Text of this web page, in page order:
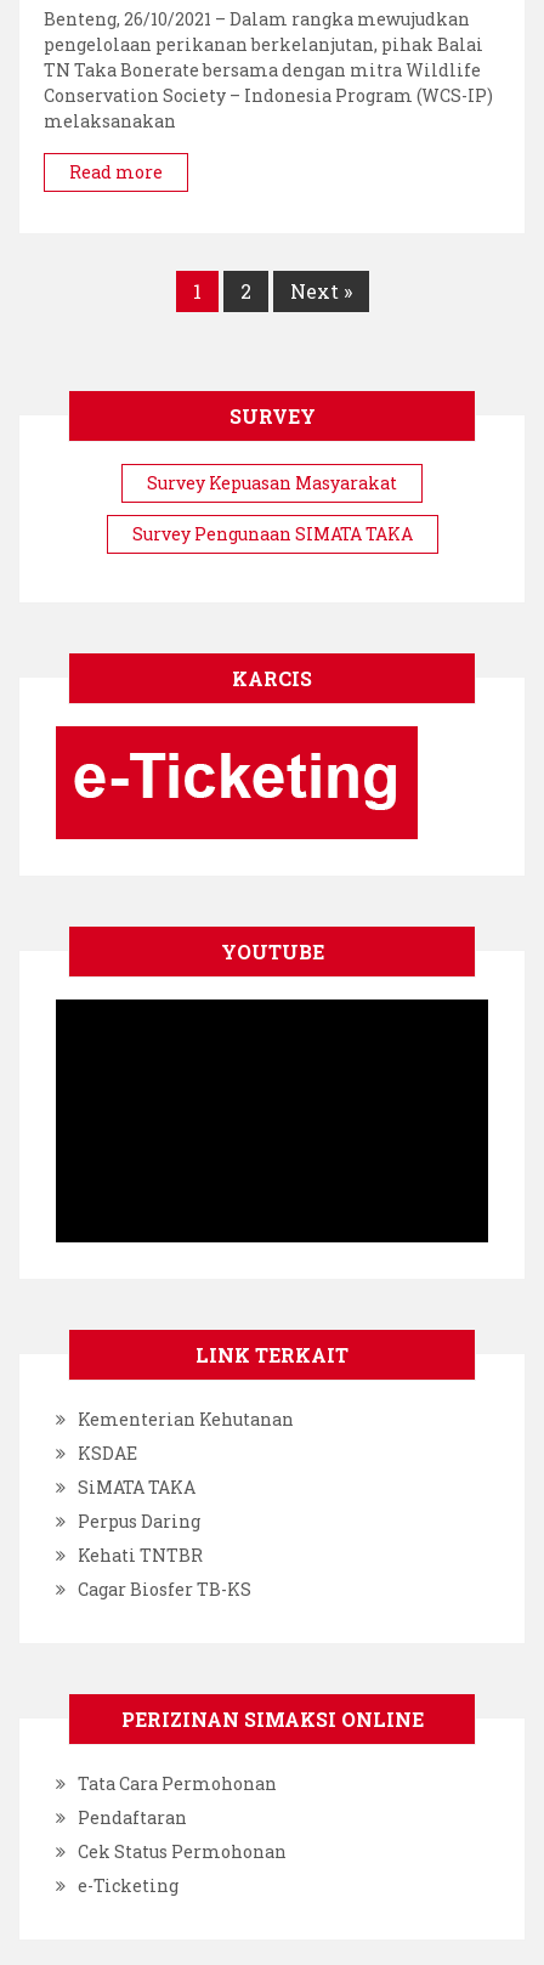
Perikanan
di
Kawasan
Taman
Benteng, 26/10/2021 – Dalam rangka mewujudkan
pengelolaan perikanan berkelanjutan, pihak Balai
TN Taka Bonerate bersama dengan mitra Wildlife
Conservation Society – Indonesia Program (WCS-IP)
melaksanakan
Read more
1 2 Next »
SURVEY
Survey Kepuasan Masyarakat
Survey Pengunaan SIMATA TAKA
KARCIS
YOUTUBE
LINK TERKAIT
Kementerian Kehutanan
KSDAE
SiMATA TAKA
Perpus Daring
Kehati TNTBR
Cagar Biosfer TB-KS
PERIZINAN SIMAKSI ONLINE
Tata Cara Permohonan
Pendaftaran
Cek Status Permohonan
e-Ticketing